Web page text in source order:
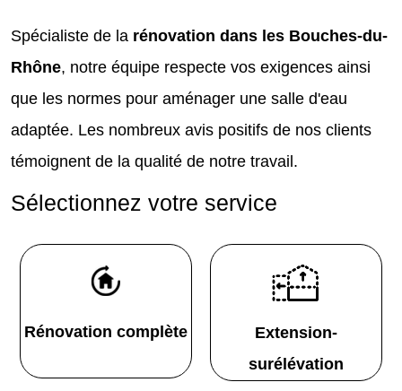
Spécialiste de la rénovation dans les Bouches-du-
Rhône, notre équipe respecte vos exigences ainsi
que les normes pour aménager une salle d'eau
adaptée. Les nombreux avis positifs de nos clients
témoignent de la qualité de notre travail.
Sélectionnez votre service
Rénovation complète
Extension-
surélévation